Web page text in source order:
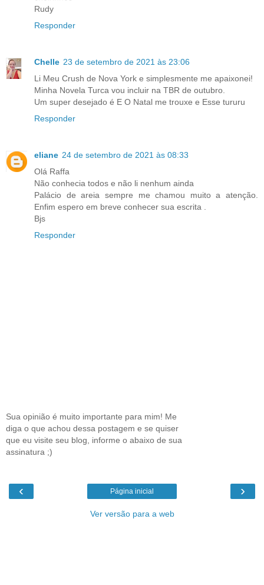
Rudy
Responder
Chelle 23 de setembro de 2021 às 23:06
Li Meu Crush de Nova York e simplesmente me apaixonei!
Minha Novela Turca vou incluir na TBR de outubro.
Um super desejado é E O Natal me trouxe e Esse tururu
Responder
eliane 24 de setembro de 2021 às 08:33
Olá Raffa
Não conhecia todos e não li nenhum ainda
Palácio de areia sempre me chamou muito a atenção.
Enfim espero em breve conhecer sua escrita .
Bjs
Responder
Sua opinião é muito importante para mim! Me
diga o que achou dessa postagem e se quiser
que eu visite seu blog, informe o abaixo de sua
assinatura ;)
‹ ›
Página inicial
Ver versão para a web